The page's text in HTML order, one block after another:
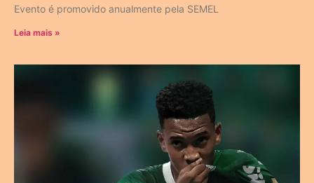
Evento é promovido anualmente pela SEMEL
Leia mais »